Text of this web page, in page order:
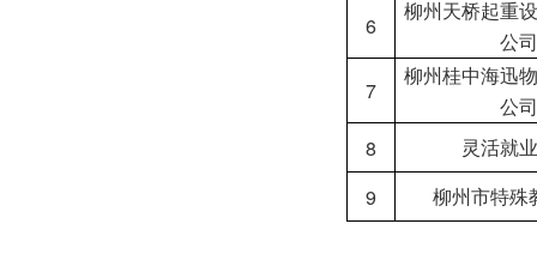
6
柳州天桥起重
公司
7
柳州桂中海迅
公司
8 灵活就
9 柳州市特殊